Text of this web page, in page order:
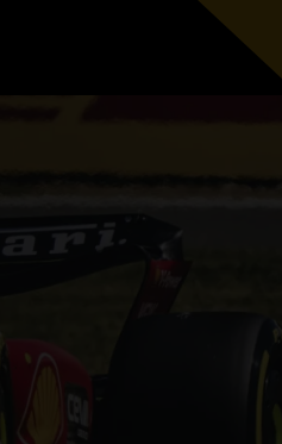
PRIX RADIO TEAM